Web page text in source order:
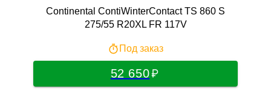
Continental ContiWinterContact TS 860 S
275/55 R20XL FR 117V
Под заказ
52 650